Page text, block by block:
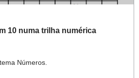
10 numa trilha numérica
Números.